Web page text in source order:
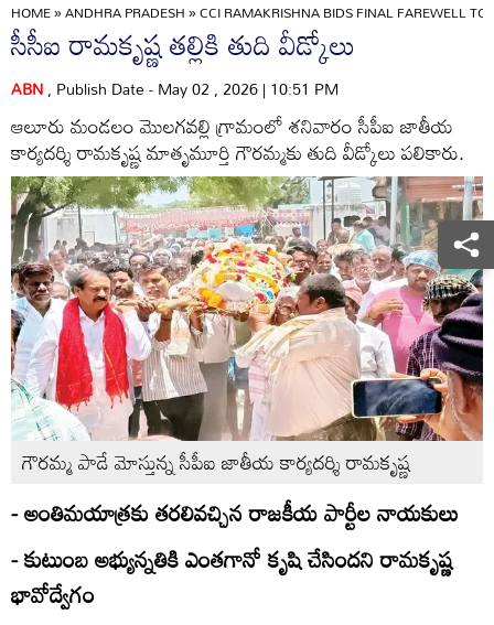
HOME»ANDHRA PRADESH»CCI RAMAKRISHNA BIDS FINAL FAREWELL TO
సీసీఐ రామకృష్ణ తల్లికి తుది వీడ్కోలు
ABN, Publish Date - May 02 , 2026 | 10:51 PM
ఆలూరు మండలం మొలగవల్లి గ్రామంలో శనివారం సీపీఐ జాతీయ
కార్యదర్శి రామకృష్ణ మాతృమూర్తి గౌరమ్మకు తుది వీడ్కోలు పలికారు.
గౌరమ్మ పాడే మోస్తున్న సీపీఐ జాతీయ కార్యదర్శి రామకృష్ణ
- అంతిమయాత్రకు తరలివచ్చిన రాజకీయ పార్టీల నాయకులు
- కుటుంబ అభ్యున్నతికి ఎంతగానో కృషి చేసిందని రామకృష్ణ
భావోద్వేగం